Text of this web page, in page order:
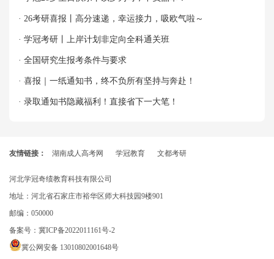
· 26考研喜报丨高分速递，幸运接力，吸欧气啦～
· 学冠考研丨上岸计划非定向全科通关班
· 全国研究生报考条件与要求
· 喜报｜一纸通知书，终不负所有坚持与奔赴！
· 录取通知书隐藏福利！直接省下一大笔！
友情链接： 湖南成人高考网 学冠教育 文都考研
河北学冠奇绩教育科技有限公司
地址：河北省石家庄市裕华区师大科技园9楼901
邮编：050000
备案号： 冀ICP备2022011161号-2
冀公网安备 13010802001648号